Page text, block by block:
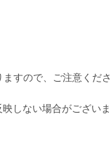
すので、ご注意くださ
しない場合がございま